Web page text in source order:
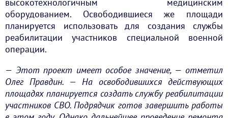
высокотехнологичным медицинским
оборудованием. Освободившиеся же площади
планируется использовать для создания службы
реабилитации участников специальной военной
операции.
— Этот проект имеет особое значение, — отметил
Олег Правдин. — На освободившихся действующих
площадях планируется создать службу реабилитации
участников СВО. Подрядчик готов завершить работы